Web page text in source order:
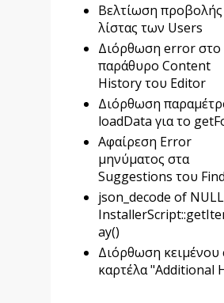
Βελτίωση προβολής
λίστας των Users
Διόρθωση error στο
παράθυρο Content
History του Editor
Διόρθωση
loadData για το
Αφαίρεση Error
μηνύματος στα
Suggestions του
json_decode of
ay()
Διόρθωση κειμένου
καρτέλα "Additional